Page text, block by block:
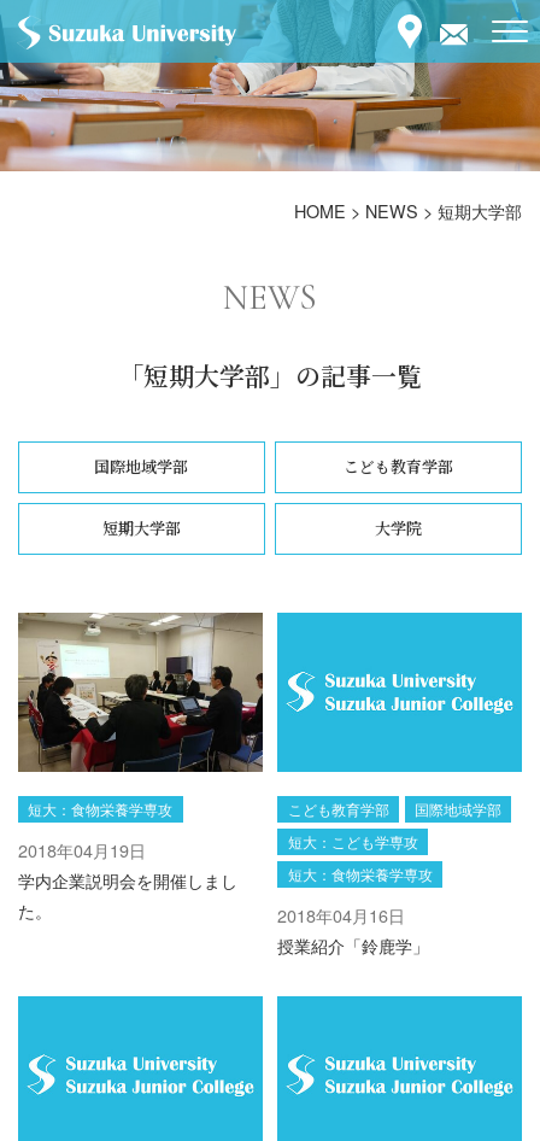
HOME > NEWS > 短期大学部
NEWS
「短期大学部」の記事一覧
国際地域学部 こども教育学部
短期大学部 大学院
短大：食物栄養学専攻
2018年04月19日
学内企業説明会を開催しまし
た。
こども教育学部
国際地域学部
短大：こども学専攻
短大：食物栄養学専攻
2018年04月16日
授業紹介「鈴鹿学」